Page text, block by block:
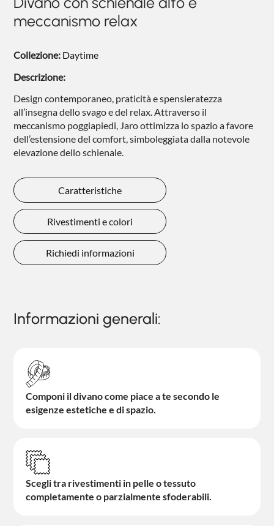
NIGHTBLOOM
GOODNIGHT
COMPLEMENTI
POLTRONCINE
meccanismo relax
Collezione: Daytime
Descrizione:
Design contemporaneo, praticità e spensieratezza
all’insegna dello svago e del relax. Attraverso il
meccanismo poggiapiedi, Jaro ottimizza lo spazio a favore
dell’estensione del comfort, simboleggiata dalla notevole
elevazione dello schienale.
Caratteristiche
Rivestimenti e colori
Richiedi informazioni
Informazioni generali:
Componi il divano come piace a te secondo le
esigenze estetiche e di spazio.
Scegli tra rivestimenti in pelle o tessuto
completamente o parzialmente sfoderabili.